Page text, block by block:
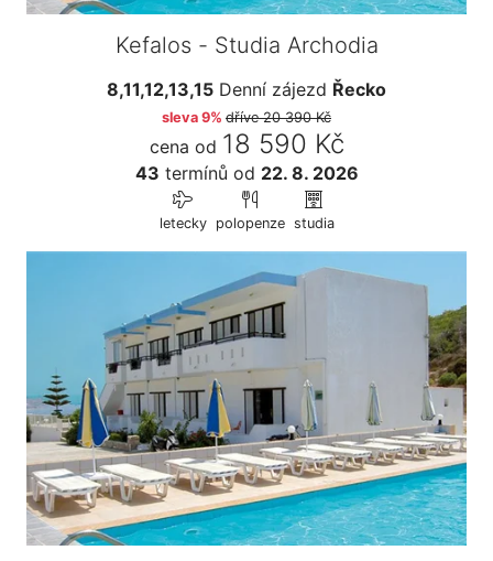
Kefalos - Studia Archodia
8,11,12,13,15 Denní zájezd Řecko
sleva 9% dříve20 390 Kč
cena od 18 590 Kč
43 termínů od 22. 8. 2026
letecky polopenze studia